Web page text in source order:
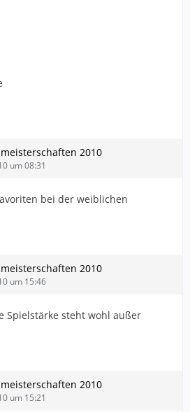
2010
um 08:31
bei der weiblichen
2010
um 15:46
Spielstärke steht wohl außer
2010
um 15:21